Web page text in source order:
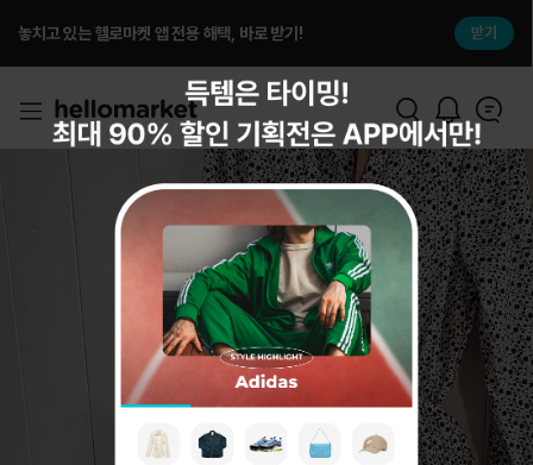
놓치고 있는 헬로마켓 앱 전용 해택, 바로 받기! 받기